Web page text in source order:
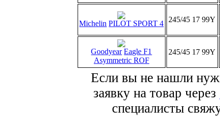
Michelin PILOT SPORT 4 245/45 17 99Y
Goodyear Eagle F1
Asymmetric ROF
245/45 17 99Y
Если вы не нашли
заявку на товар через
специалисты